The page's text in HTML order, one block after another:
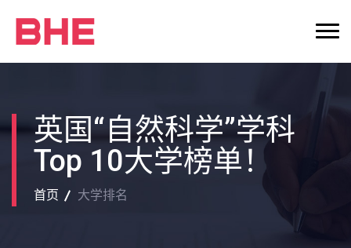
英国“自然科学”学科
Top 10大学榜单！
首页 大学排名